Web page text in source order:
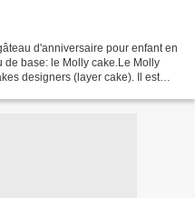
d'anniversaire pour enfant en
de base: le Molly cake.Le Molly
designers (layer cake). Il est